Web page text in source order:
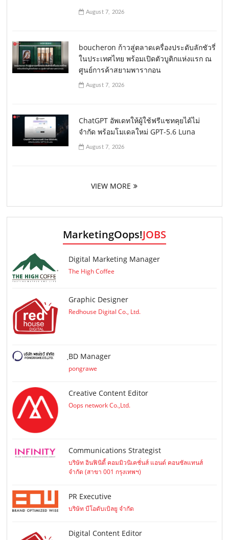
August 7, 2026
boucheron ก้าวสู่ตลาดเครื่องประดับลักชัวรี่
ในประเทศไทย พร้อมเปิดตัวบูติกแห่งแรก ณ
ศูนย์การค้าสยามพารากอน
August 7, 2026
ChatGPT อัพเดทให้ผู้ใช้ฟรีแชทคุยได้ไม่
จำกัด พร้อมโมเดลใหม่ GPT-5.6 Luna
August 7, 2026
VIEW MORE
MarketingOops!JOBS
Digital Marketing Manager
The High Coffee
Graphic Designer
Redhouse Digital Co., Ltd.
ฺBD Manager
pongrawe
Creative Content Editor
Oops network Co.,Ltd.
Communications Strategist
บริษัท อินฟินิตี้ คอมมิวนิเคชั่นส์ แอนด์ คอนซัลแทนส์
จำกัด (สาขา 001 กรุงเทพฯ)
PR Executive
บริษัท บีโอดับเบิลยู จำกัด
Digital Content Editor